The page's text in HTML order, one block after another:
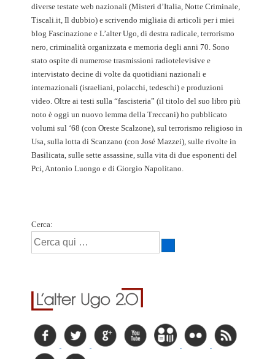
diverse testate web nazionali (Misteri d’Italia, Notte Criminale,
Tiscali.it, Il dubbio) e scrivendo migliaia di articoli per i miei
blog Fascinazione e L’alter Ugo, di destra radicale, terrorismo
nero, criminalità organizzata e memoria degli anni 70. Sono
stato ospite di numerose trasmissioni radiotelevisive e
intervistato decine di volte da quotidiani nazionali e
internazionali (israeliani, polacchi, tedeschi) e produzioni
video. Oltre ai testi sulla “fascisteria” (il titolo del suo libro più
noto è oggi un nuovo lemma della Treccani) ho pubblicato
volumi sul ‘68 (con Oreste Scalzone), sul terrorismo religioso in
Usa, sulla lotta di Scanzano (con José Mazzei), sulle rivolte in
Basilicata, sulle sette assassine, sulla vita di due esponenti del
Pci, Antonio Luongo e di Giorgio Napolitano.
Cerca: